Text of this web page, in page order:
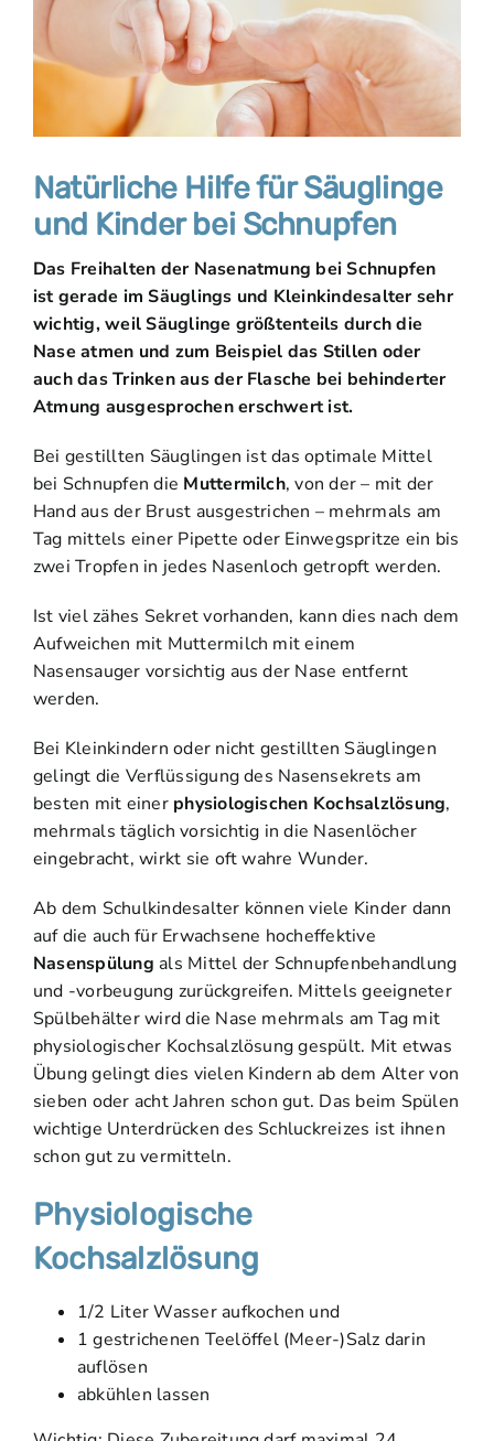
Natürliche Hilfe für Säuglinge
und Kinder bei Schnupfen
Das Freihalten der Nasenatmung bei Schnupfen
ist gerade im Säuglings und Kleinkindesalter sehr
wichtig, weil Säuglinge größtenteils durch die
Nase atmen und zum Beispiel das Stillen oder
auch das Trinken aus der Flasche bei behinderter
Atmung ausgesprochen erschwert ist.
Bei gestillten Säuglingen ist das optimale Mittel
bei Schnupfen die Muttermilch, von der – mit der
Hand aus der Brust ausgestrichen – mehrmals am
Tag mittels einer Pipette oder Einwegspritze ein bis
zwei Tropfen in jedes Nasenloch getropft werden.
Ist viel zähes Sekret vorhanden, kann dies nach dem
Aufweichen mit Muttermilch mit einem
Nasensauger vorsichtig aus der Nase entfernt
werden.
Bei Kleinkindern oder nicht gestillten Säuglingen
gelingt die Verflüssigung des Nasensekrets am
besten mit einer physiologischen Kochsalzlösung,
mehrmals täglich vorsichtig in die Nasenlöcher
eingebracht, wirkt sie oft wahre Wunder.
Ab dem Schulkindesalter können viele Kinder dann
auf die auch für Erwachsene hocheffektive
Nasenspülung als Mittel der Schnupfenbehandlung
und -vorbeugung zurückgreifen. Mittels geeigneter
Spülbehälter wird die Nase mehrmals am Tag mit
physiologischer Kochsalzlösung gespült. Mit etwas
Übung gelingt dies vielen Kindern ab dem Alter von
sieben oder acht Jahren schon gut. Das beim Spülen
wichtige Unterdrücken des Schluckreizes ist ihnen
schon gut zu vermitteln.
Physiologische
Kochsalzlösung
1/2 Liter Wasser aufkochen und
1 gestrichenen Teelöffel (Meer-)Salz darin
auflösen
abkühlen lassen